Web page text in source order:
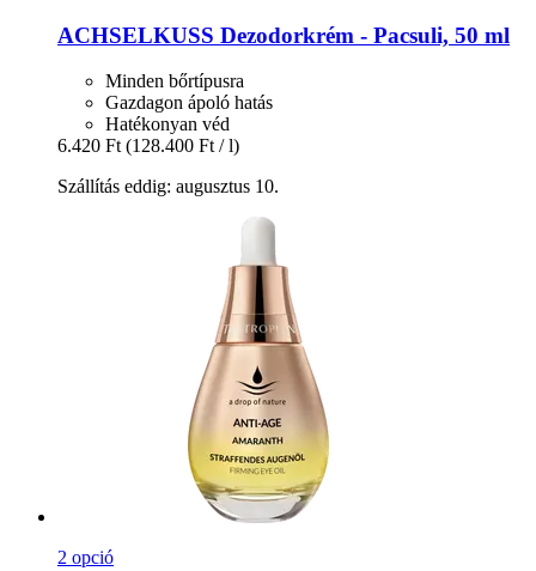
ACHSELKUSS Dezodorkrém -​ Pacsuli, 50 ml
Minden bőrtípusra
Gazdagon ápoló hatás
Hatékonyan véd
6.420 Ft (128.400 Ft / l)
Szállítás eddig: augusztus 10.
2 opció